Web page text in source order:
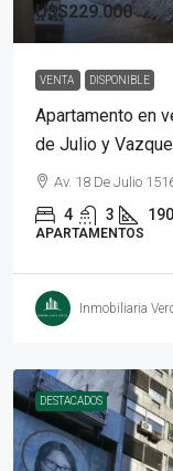
U$S229.000
VENTA DISPONIBLE
Apartamento en
de Julio y
Av. 18 De Julio
4 3 190
APARTAMENTOS
Inmobiliaria
DESTACADOS